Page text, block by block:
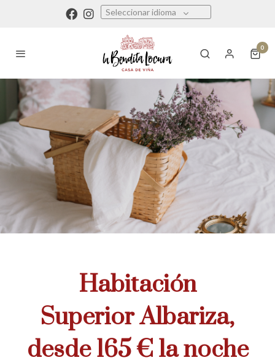
Seleccionar idioma
0
Habitación
Superior Albariza,
desde 165 € la noche